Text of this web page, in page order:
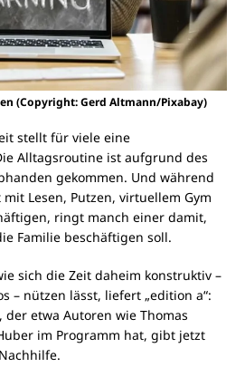
(Copyright: Gerd Altmann/Pixabay)
stellt für viele eine
Alltagsroutine ist aufgrund des
gekommen. Und während
Lesen, Putzen, virtuellem Gym
ringt manch einer damit,
Familie beschäftigen soll.
sich die Zeit daheim konstruktiv –
– nützen lässt, liefert „edition a“:
der etwa Autoren wie Thomas
im Programm hat, gibt jetzt